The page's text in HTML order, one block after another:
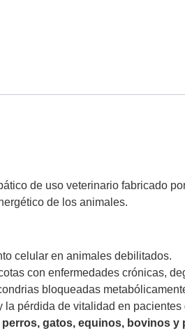
de uso veterinario fabricado
de los animales.
celular en animales debilitados.
con enfermedades crónicas,
bloqueadas
la pérdida de vitalidad en pacientes
perros, gatos, equinos, bovinos y